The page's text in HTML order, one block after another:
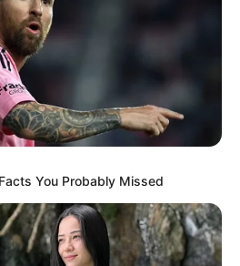
You Probably Missed